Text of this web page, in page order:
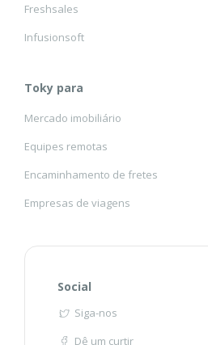
Freshsales
Infusionsoft
Toky para
Mercado imobiliário
Equipes remotas
Encaminhamento de fretes
Empresas de viagens
Social
Siga-nos
Dê um curtir